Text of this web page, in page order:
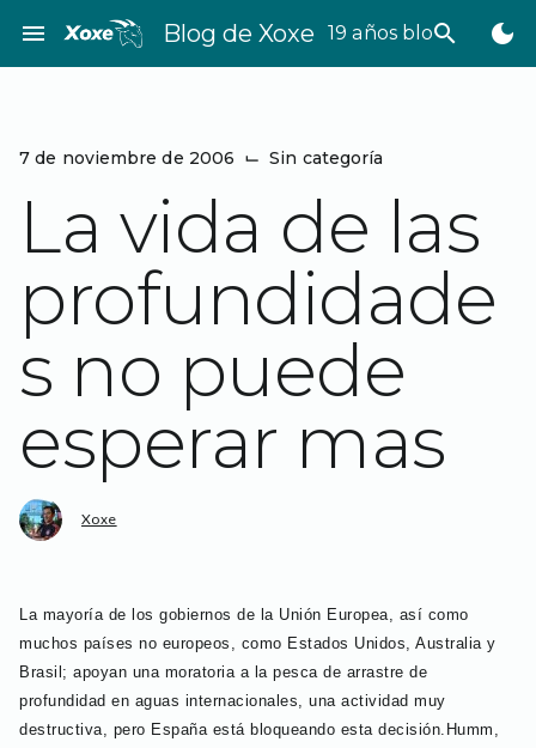
contenido
menu Blog de Xoxe 19 años bloggeando
search dark_mode
7 de noviembre de 2006 ⌙ Sin categoría
La vida de las
profundidade
s no puede
esperar mas
Xoxe
La mayoría de los gobiernos de la Unión Europea, así como
muchos países no europeos, como Estados Unidos, Australia y
Brasil; apoyan una moratoria a la pesca de arrastre de
profundidad en aguas internacionales, una actividad muy
destructiva, pero España está bloqueando esta decisión. Humm,